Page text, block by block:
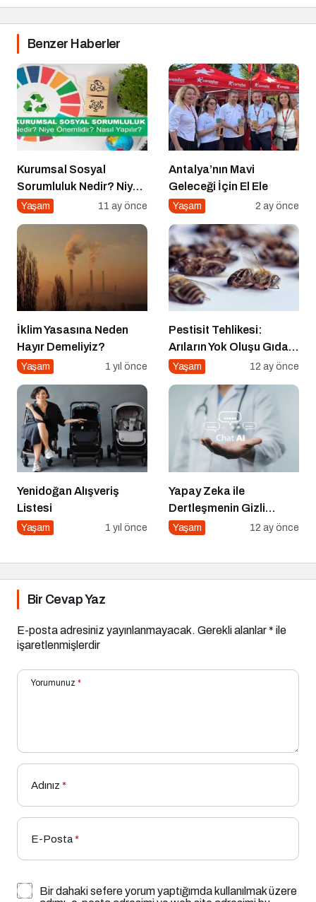
Benzer Haberler
Kurumsal Sosyal
Sorumluluk Nedir? Niye
Önemlidir? Kurumsal
Yaşam 11 ay önce
Antalya’nın Mavi
Geleceği İçin El Ele
Yaşam 2 ay önce
İklim Yasasına Neden
Hayır Demeliyiz?
Yaşam 1 yıl önce
Pestisit Tehlikesi:
Arıların Yok Oluşu Gıda
Zincirini Çökertiyor!
Yaşam 12 ay önce
Yenidoğan Alışveriş
Listesi
Yaşam 1 yıl önce
Yapay Zeka ile
Dertleşmenin Gizli
Tehlikeleri
Yaşam 12 ay önce
Bir Cevap Yaz
E-posta adresiniz yayınlanmayacak. Gerekli alanlar* ile
işaretlenmişlerdir
Yorumunuz *
Adınız *
E-Posta*
Bir dahaki sefere yorum yaptığımda kullanılmak üzere